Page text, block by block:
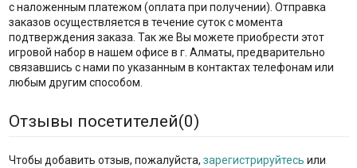
с наложенным платежом (оплата при получении). Отправка
заказов осуществляется в течение суток с момента
подтверждения заказа. Так же Вы можете приобрести этот
игровой набор в нашем офисе в г. Алматы, предварительно
связавшись с нами по указанным в контактах телефонам или
любым другим способом.
Отзывы посетителей(0)
Чтобы добавить отзыв, пожалуйста, зарегистрируйтесь или